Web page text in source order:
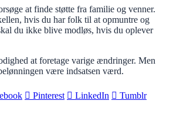
at finde støtte fra familie og venner.
hvis du har folk til at opmuntre og
du ikke blive modløs, hvis du oplever
at foretage varige ændringer. Men
være indsatsen værd.
Pinterest LinkedIn
Tumblr